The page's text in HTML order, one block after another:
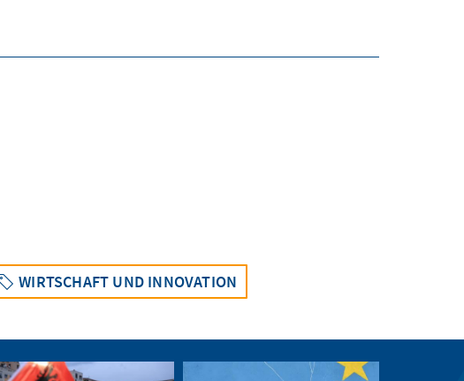
WIRTSCHAFT UND INNOVATION